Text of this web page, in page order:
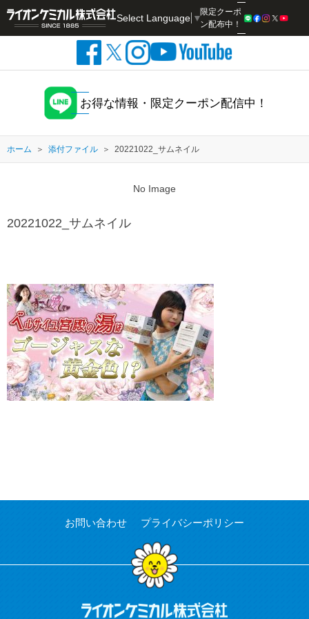
Select Language ▼
限定クーポ
ン配布中！
お得な情報・限定クーポン配信中！
ホーム 添付ファイル 20221022_サムネイル
No Image
20221022_サムネイル
お問い合わせ プライバシーポリシー
検索